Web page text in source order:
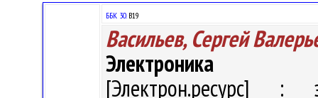
ББК 30.В19
Васильев, Сергей
Электроника
[Электрон.ресурс] :